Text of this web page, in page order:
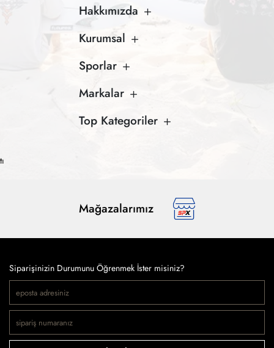
Hakkımızda
Kurumsal
Sporlar
Markalar
Top Kategoriler
Mağazalarımız
Siparişinizin Durumunu Öğrenmek İster misiniz?